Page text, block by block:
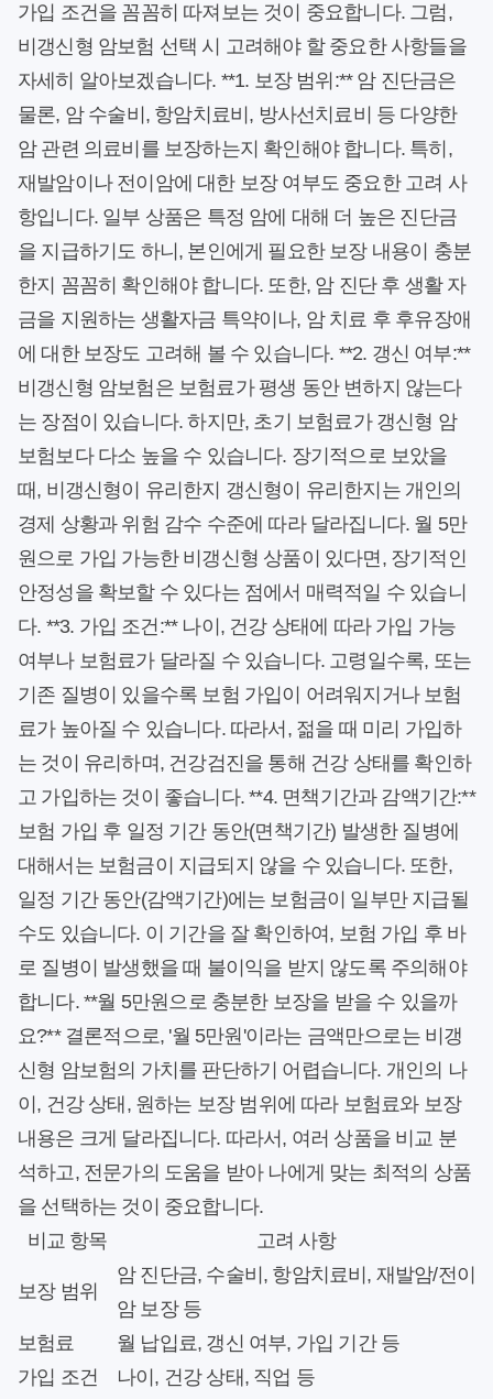
가입 조건을 꼼꼼히 따져보는 것이 중요합니다. 그럼,
비갱신형 암보험 선택 시 고려해야 할 중요한 사항들을
자세히 알아보겠습니다. **1. 보장 범위:** 암 진단금은
물론, 암 수술비, 항암치료비, 방사선치료비 등 다양한
암 관련 의료비를 보장하는지 확인해야 합니다. 특히,
재발암이나 전이암에 대한 보장 여부도 중요한 고려 사
항입니다. 일부 상품은 특정 암에 대해 더 높은 진단금
을 지급하기도 하니, 본인에게 필요한 보장 내용이 충분
한지 꼼꼼히 확인해야 합니다. 또한, 암 진단 후 생활 자
금을 지원하는 생활자금 특약이나, 암 치료 후 후유장애
에 대한 보장도 고려해 볼 수 있습니다. **2. 갱신 여부:**
비갱신형 암보험은 보험료가 평생 동안 변하지 않는다
는 장점이 있습니다. 하지만, 초기 보험료가 갱신형 암
보험보다 다소 높을 수 있습니다. 장기적으로 보았을
때, 비갱신형이 유리한지 갱신형이 유리한지는 개인의
경제 상황과 위험 감수 수준에 따라 달라집니다. 월 5만
원으로 가입 가능한 비갱신형 상품이 있다면, 장기적인
안정성을 확보할 수 있다는 점에서 매력적일 수 있습니
다. **3. 가입 조건:** 나이, 건강 상태에 따라 가입 가능
여부나 보험료가 달라질 수 있습니다. 고령일수록, 또는
기존 질병이 있을수록 보험 가입이 어려워지거나 보험
료가 높아질 수 있습니다. 따라서, 젊을 때 미리 가입하
는 것이 유리하며, 건강검진을 통해 건강 상태를 확인하
고 가입하는 것이 좋습니다. **4. 면책기간과 감액기간:**
보험 가입 후 일정 기간 동안(면책기간) 발생한 질병에
대해서는 보험금이 지급되지 않을 수 있습니다. 또한,
일정 기간 동안(감액기간)에는 보험금이 일부만 지급될
수도 있습니다. 이 기간을 잘 확인하여, 보험 가입 후 바
로 질병이 발생했을 때 불이익을 받지 않도록 주의해야
합니다. **월 5만원으로 충분한 보장을 받을 수 있을까
요?** 결론적으로, '월 5만원'이라는 금액만으로는 비갱
신형 암보험의 가치를 판단하기 어렵습니다. 개인의 나
이, 건강 상태, 원하는 보장 범위에 따라 보험료와 보장
내용은 크게 달라집니다. 따라서, 여러 상품을 비교 분
석하고, 전문가의 도움을 받아 나에게 맞는 최적의 상품
을 선택하는 것이 중요합니다.
비교 항목
고려 사항
보장 범위
암 진단금, 수술비, 항암치료비, 재발암/전이
암 보장 등
보험료
월 납입료, 갱신 여부, 가입 기간 등
가입 조건
나이, 건강 상태, 직업 등